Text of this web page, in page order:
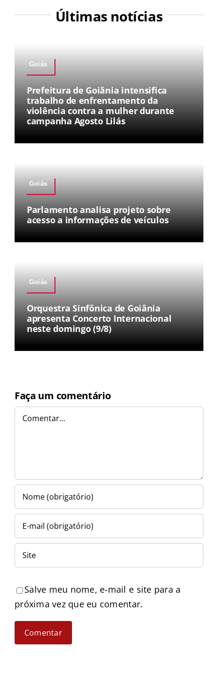
Últimas notícias
Goiás
Prefeitura de Goiânia intensifica
trabalho de enfrentamento da
violência contra a mulher durante
campanha Agosto Lilás
Goiás
Parlamento analisa projeto sobre
acesso a informações de veículos
Goiás
Orquestra Sinfônica de Goiânia
apresenta Concerto Internacional
neste domingo (9/8)
Faça um comentário
Comentar
Salve meu nome, e-mail e site para a
próxima vez que eu comentar.